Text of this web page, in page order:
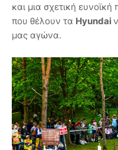
και μια σχετική
που θέλουν τα Hyundai
μας αγώνα.